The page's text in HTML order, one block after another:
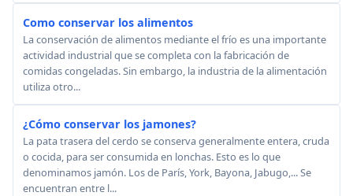
Como conservar los alimentos
La conservación de alimentos mediante el frío es una importante
actividad industrial que se completa con la fabricación de
comidas congeladas. Sin embargo, la industria de la alimentación
utiliza otro...
¿Cómo conservar los jamones?
La pata trasera del cerdo se conserva generalmente entera, cruda
o cocida, para ser consumida en lonchas. Esto es lo que
denominamos jamón. Los de París, York, Bayona, Jabugo,... Se
encuentran entre l...